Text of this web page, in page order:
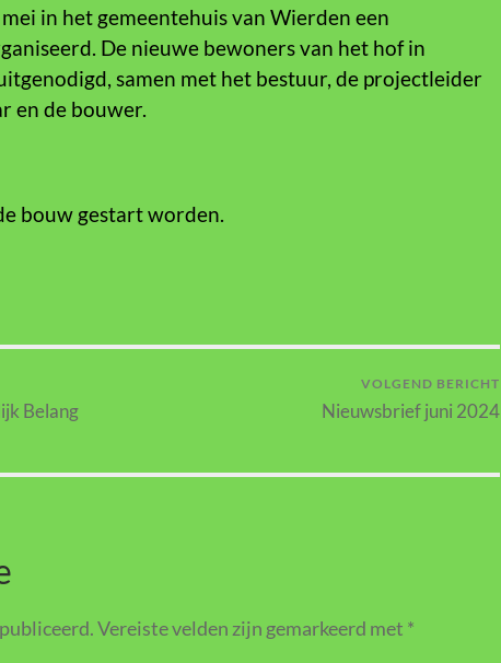
in het gemeentehuis van Wierden een
De nieuwe bewoners van het hof in
samen met het bestuur, de projectleider
en de bouwer.
bouw gestart worden.
Belang
VOLGEND BERICHT
Nieuwsbrief juni 2024
Vereiste velden zijn gemarkeerd met *